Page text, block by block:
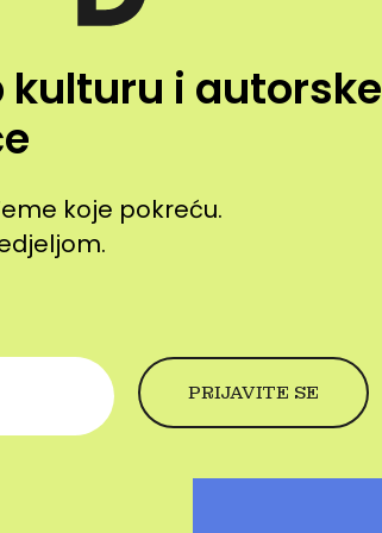
kulturu i autorske
koje pokreću.